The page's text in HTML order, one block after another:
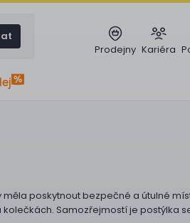
Prodejny Kariéra
poskytnout bezpečné a útulné
Samozřejmostí je postýlka